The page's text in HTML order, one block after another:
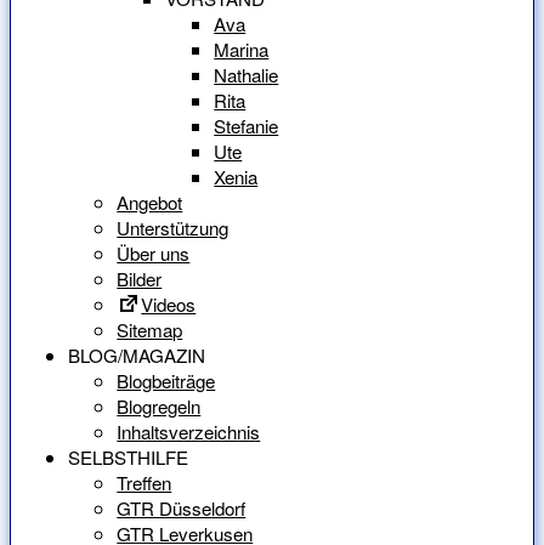
Ava
Marina
Nathalie
Rita
Stefanie
Ute
Xenia
Angebot
Unterstützung
Über uns
Bilder
Videos
Sitemap
BLOG/MAGAZIN
Blogbeiträge
Blogregeln
Inhaltsverzeichnis
SELBSTHILFE
Treffen
GTR Düsseldorf
GTR Leverkusen